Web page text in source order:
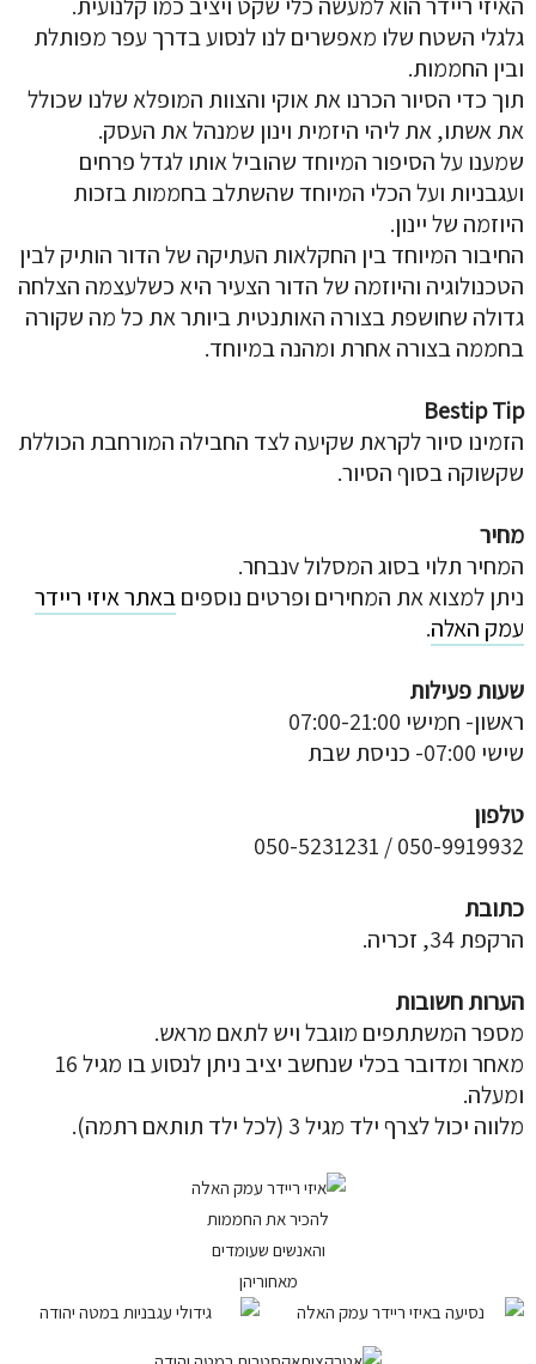
גלגלי השטח שלו מאפשרים לנו לנסוע בדרך עפר מפותלת
ובין החממות.
תוך כדי הסיור הכרנו את אוקי והצוות המופלא שלנו שכולל
את אשתו, את ליהי היזמית וינון שמנהל את העסק.
שמענו על הסיפור המיוחד שהוביל אותו לגדל פרחים
ועגבניות ועל הכלי המיוחד שהשתלב בחממות בזכות
היוזמה של יינון.
החיבור המיוחד בין החקלאות העתיקה של הדור הותיק לבין
הטכנולוגיה והיוזמה של הדור הצעיר היא כשלעצמה הצלחה
גדולה שחושפת בצורה האותנטית ביותר את כל מה שקורה
בחממה בצורה אחרת ומהנה במיוחד.
BestipTip
הזמינו סיור לקראת שקיעה לצד החבילה המורחבת הכוללת
שקשוקה בסוף הסיור.
מחיר
המחיר תלוי בסוג המסלול vנבחר.
ניתן למצוא את המחירים ופרטים נוספיםבאתר איזי ריידר
עמק האלה.
שעות פעילות
ראשון- חמישי 07:00-21:00
שישי 07:00- כניסת שבת
טלפון
050-9919932 / 050-5231231
כתובת
הרקפת 34, זכריה.
הערות חשובות
מספר המשתתפים מוגבל ויש לתאם מראש.
מאחר ומדובר בכלי שנחשב יציב ניתן לנסוע בו מגיל 16
ומעלה.
מלווה יכול לצרף ילד מגיל 3 (לכל ילד תותאם רתמה).
להכיר את החממות
והאנשים שעומדים
מאחוריהן